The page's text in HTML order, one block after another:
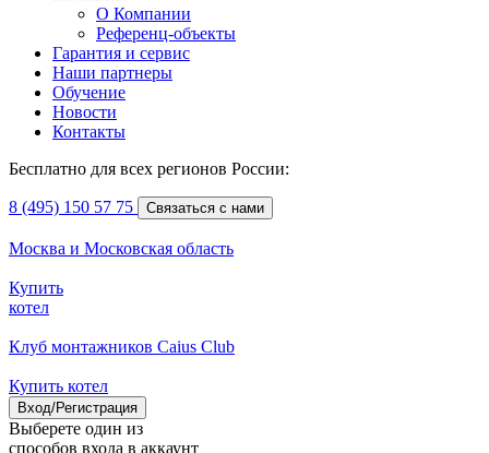
О Компании
Референц-объекты
Гарантия и сервис
Наши партнеры
Обучение
Новости
Контакты
Бесплатно для всех регионов России:
8 (495) 150 57 75 Связаться с нами
Москва и Московская область
Купить
котел
Клуб монтажников Caius Club
Купить котел
Вход/Регистрация
Выберете один из
способов входа в аккаунт